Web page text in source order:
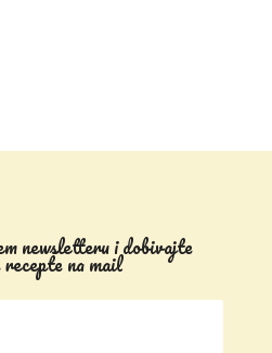
newsletteru i dobivajte
recepte na mail